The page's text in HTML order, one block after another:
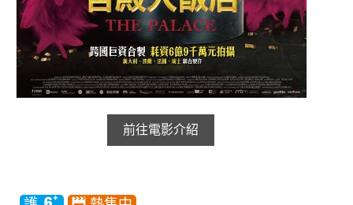
前往電影介紹
合作夥伴
商家介紹
加入iShow
會員活動
會員Q&A